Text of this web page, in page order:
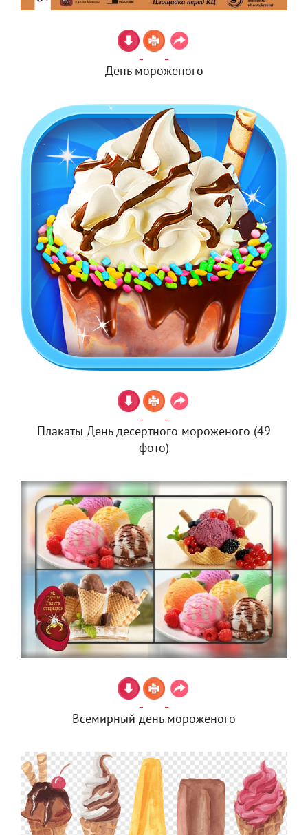
День мороженого
Плакаты День десертного мороженого (49
фото)
Всемирный день мороженого